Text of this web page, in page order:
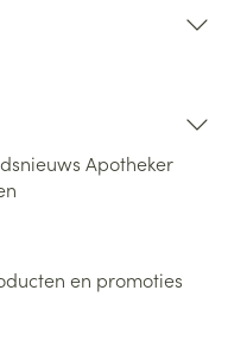
Apotheker
en promoties